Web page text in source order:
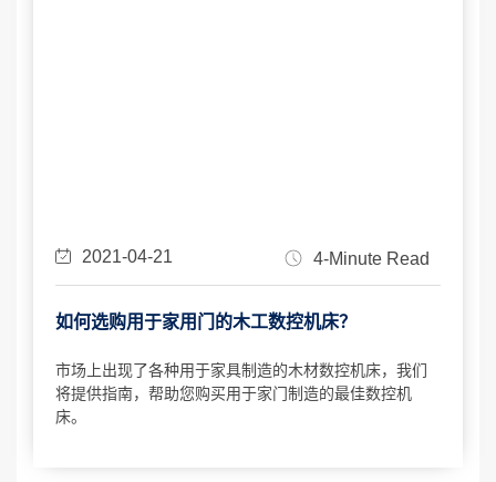
2021-04-21 4-Minute Read
如何选购用于家用门的木工数控机床？
市场上出现了各种用于家具制造的木材数控机床，我们
将提供指南，帮助您购买用于家门制造的最佳数控机
床。